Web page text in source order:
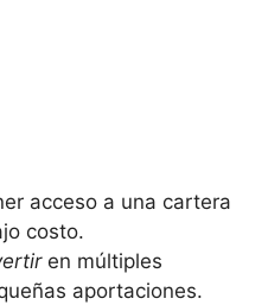
acceso a una cartera
costo.
en⁣ múltiples
aportaciones.